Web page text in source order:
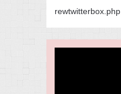
rewtwitterbox.php